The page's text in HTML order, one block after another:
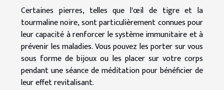
Certaines pierres, telles que l'œil de tigre et la
tourmaline noire, sont particulièrement connues pour
leur capacité à renforcer le système immunitaire et à
prévenir les maladies. Vous pouvez les porter sur vous
sous forme de bijoux ou les placer sur votre corps
pendant une séance de méditation pour bénéficier de
leur effet revitalisant.